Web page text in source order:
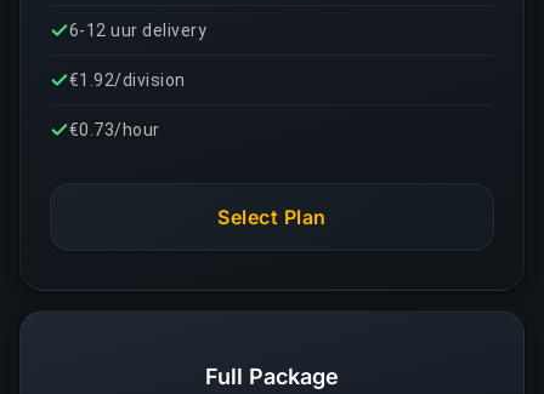
6-12 uur delivery
€1.92/division
€0.73/hour
Select Plan
Full Package